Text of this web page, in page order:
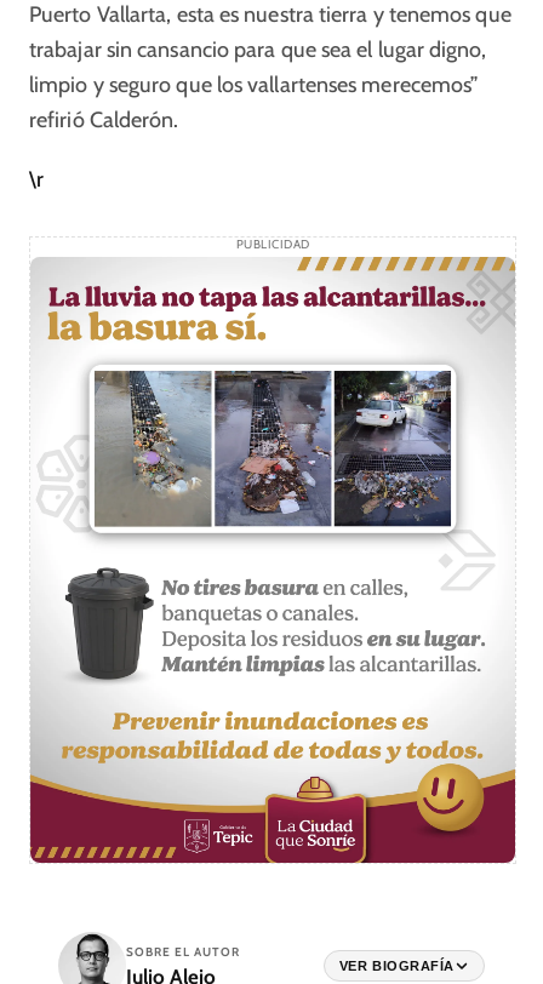
Puerto Vallarta, esta es nuestra tierra y tenemos que
trabajar sin cansancio para que sea el lugar digno,
limpio y seguro que los vallartenses merecemos”
refirió Calderón.
\r
PUBLICIDAD
SOBRE EL AUTOR
Julio Alejo VER BIOGRAFÍA